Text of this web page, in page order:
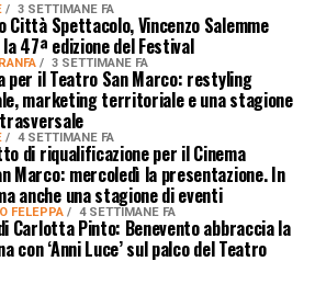
3 SETTIMANE FA
Città Spettacolo, Vincenzo Salemme
47ª edizione del Festival
3 SETTIMANE FA
per il Teatro San Marco: restyling
marketing territoriale e una stagione
4 SETTIMANE FA
di riqualificazione per il Cinema
Marco: mercoledì la presentazione. In
anche una stagione di eventi
FELEPPA 4 SETTIMANE FA
Carlotta Pinto: Benevento abbraccia la
con ‘Anni Luce’ sul palco del Teatro